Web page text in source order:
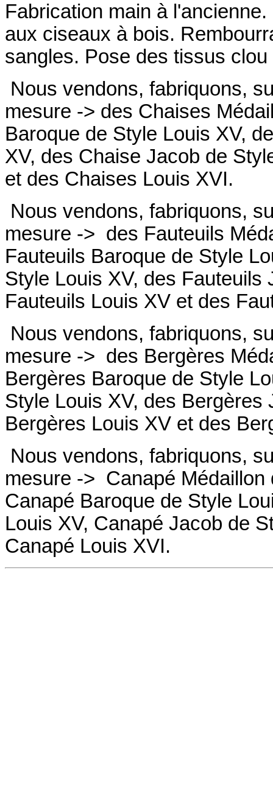
Fabrication main à
aux ciseaux à bois.
sangles. Pose des tissus
Nous vendons, fabriquons,
mesure -> des Chaises
Baroque de Style Louis XV,
XV, des Chaise Jacob de
et des Chaises Louis XVI.
Nous vendons, fabriquons,
mesure -> des Fauteuils
Fauteuils Baroque de Style
Style Louis XV, des Fauteuils
Fauteuils Louis XV et des
Nous vendons, fabriquons,
mesure -> des Bergères
Bergères Baroque de Style
Style Louis XV, des Bergères
Bergères Louis XV et des
Nous vendons, fabriquons,
mesure -> Canapé
Canapé Baroque de Style
Louis XV, Canapé Jacob de
Canapé Louis XVI.